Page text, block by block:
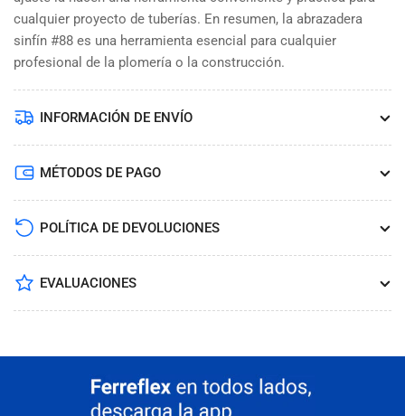
cualquier proyecto de tuberías. En resumen, la abrazadera
sinfín #88 es una herramienta esencial para cualquier
profesional de la plomería o la construcción.
INFORMACIÓN DE ENVÍO
MÉTODOS DE PAGO
POLÍTICA DE DEVOLUCIONES
EVALUACIONES